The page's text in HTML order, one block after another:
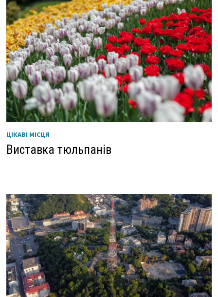
ЦІКАВІ МІСЦЯ
Виставка тюльпанів